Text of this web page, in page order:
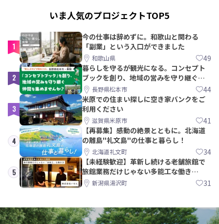
いま人気のプロジェクトTOP5
1
今の仕事は辞めずに。和歌山と関わる
「副業」という入口ができました
和歌山県 49
2
暮らしを守るが観光になる。コンセプト
ブックを創り、地域の営みを守り継ぐ仲
間を集めませんか？
長野県松本市 44
3
米原での住まい探しに空き家バンクをご
利用ください
滋賀県米原市 41
4
【再募集】感動の絶景とともに。北海道
の離島"礼文島"の仕事と暮らし！
北海道礼文町 34
5
【未経験歓迎】革新し続ける老舗旅館で
旅館業務だけじゃない多能工な働き
方。 株式会社いせん
新潟県湯沢町 31